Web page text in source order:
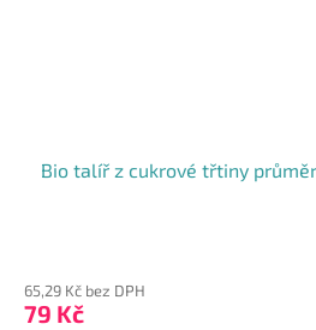
Bio talíř z cukrové třtiny
65,29 Kč bez DPH
79 Kč